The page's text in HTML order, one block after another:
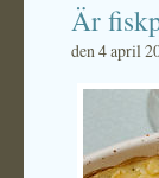
Är
den 4 april